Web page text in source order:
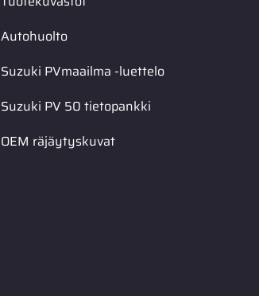
Autohuolto
Suzuki PVmaailma -luettelo
Suzuki PV 50 tietopankki
OEM räjäytyskuvat